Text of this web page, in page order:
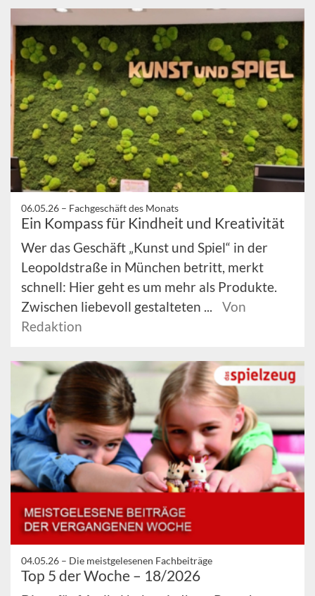
06.05.26 – Fachgeschäft des Monats
Ein Kompass für Kindheit und Kreativität
Wer das Geschäft „Kunst und Spiel“ in der
Leopoldstraße in München betritt, merkt
schnell: Hier geht es um mehr als Produkte.
Zwischen liebevoll gestalteten ...
Von
Redaktion
04.05.26 – Die meistgelesenen Fachbeiträge
Top 5 der Woche – 18/2026